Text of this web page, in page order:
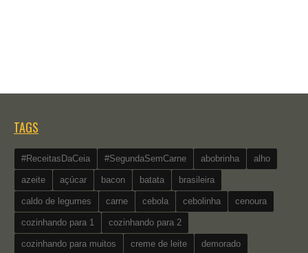
TAGS
#ReceitasDaCeia #SegundaSemCarne abobrinha alho
azeite açúcar bacon batata brasileira
caldo de legumes carne cebola cebolinha cenoura
cozinhando para 1 cozinhando para 2
cozinhando para muitos creme de leite demorado